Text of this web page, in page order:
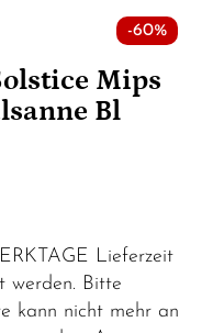
-60%
Mips
Bl
Lieferzeit
werden. Bitte
kann nicht mehr an